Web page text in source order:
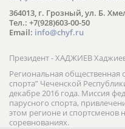
364013, г. Грозный, ул. Б.
Тел.: +7(928)603-00-50
Email: info@chyf.ru
Президент - ХАДЖИЕВ
Региональная общественная
спорта” Чеченской
декабре 2016 года. Миссия
парусного спорта,
этом регионе и спортсменов
соревнованиях.